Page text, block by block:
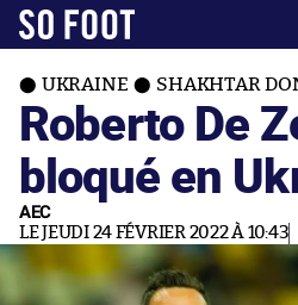
UKRAINE SHAKHTAR
Roberto De
bloqué en
AEC
LE JEUDI 24 FÉVRIER 2022 À 10:43